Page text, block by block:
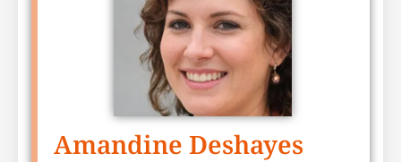
Amandine Deshayes